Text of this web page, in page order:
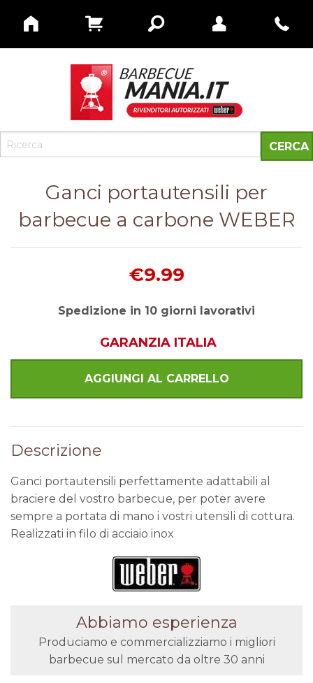
Ganci portautensili per
barbecue a carbone WEBER
€9.99
Spedizione in 10 giorni lavorativi
GARANZIA ITALIA
Descrizione
Ganci portautensili perfettamente adattabili al
braciere del vostro barbecue, per poter avere
sempre a portata di mano i vostri utensili di cottura.
Realizzati in filo di acciaio inox
Abbiamo esperienza
Produciamo e commercializziamo i migliori
barbecue sul mercato da oltre 30 anni